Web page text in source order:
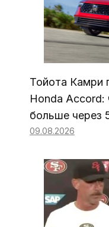
Тойота Камри
Honda Accord:
больше через
09.08.2026